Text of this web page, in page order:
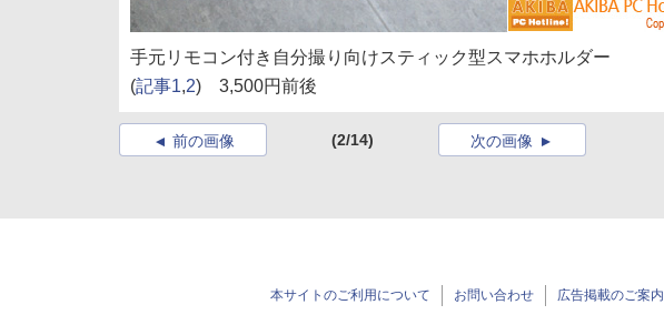
手元リモコン付き自分撮り向けスティック型スマホホルダー
(記事1,2) 3,500円前後
前の画像 (2/14) 次の画像
本サイトのご利用について お問い合わせ 広告掲載のご案内